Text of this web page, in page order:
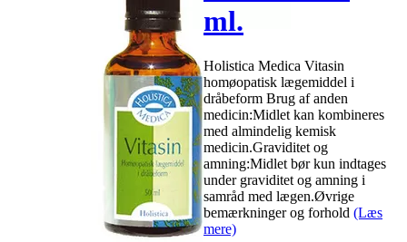
ml.
Holistica Medica Vitasin
homøopatisk lægemiddel i
dråbeform Brug af anden
medicin:Midlet kan kombineres
med almindelig kemisk
medicin.Graviditet og
amning:Midlet bør kun indtages
under graviditet og amning i
samråd med lægen.Øvrige
bemærkninger og forhold (Læs
mere)